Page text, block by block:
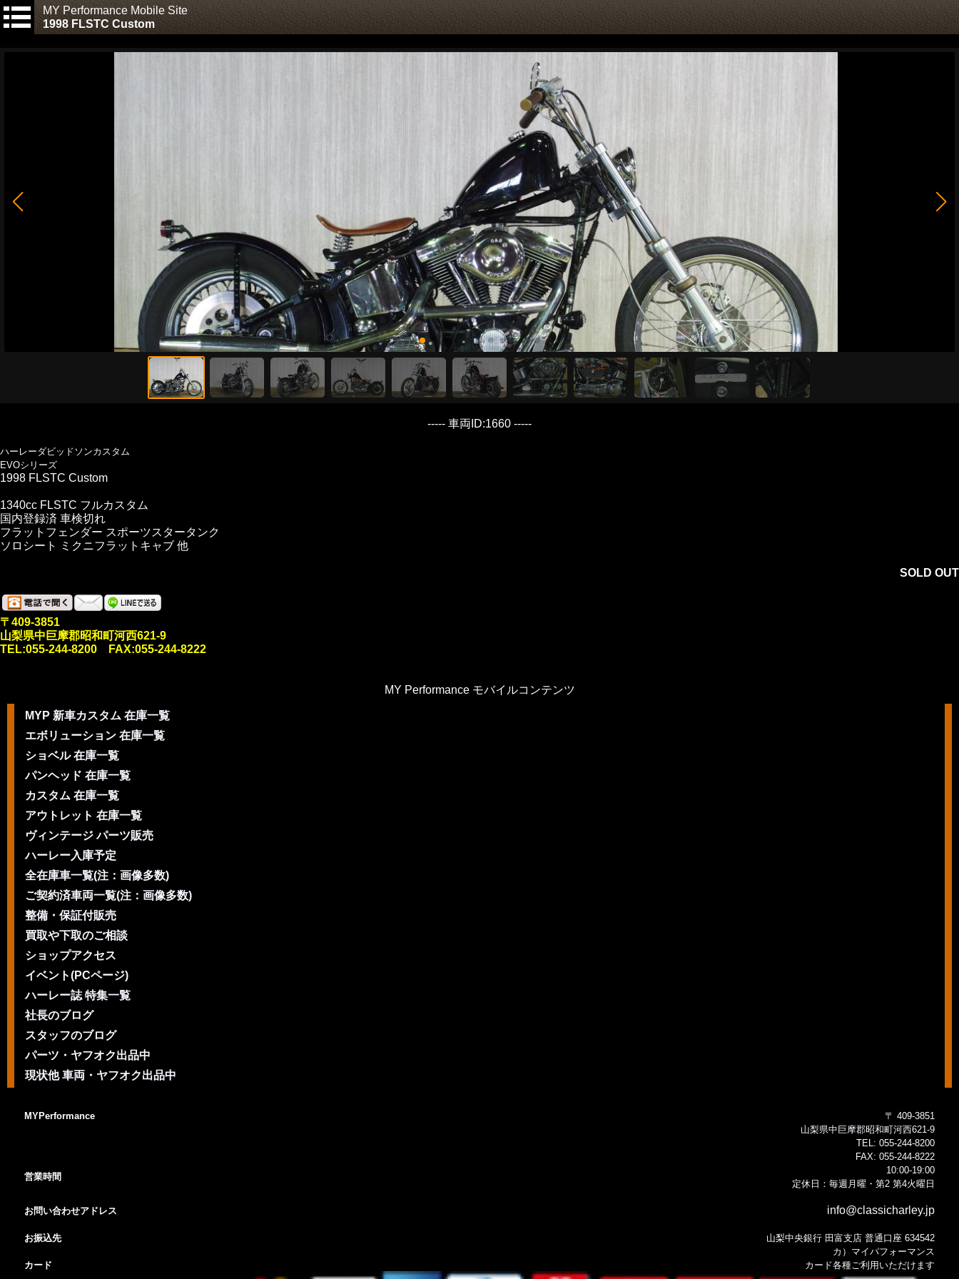
MY Performance Mobile Site
1998 FLSTC Custom
----- 車両ID:1660 -----
ハーレーダビッドソンカスタム
EVOシリーズ
1998 FLSTC Custom
1340cc FLSTC フルカスタム
国内登録済 車検切れ
フラットフェンダー スポーツスタータンク
ソロシート ミクニフラットキャブ 他
SOLD OUT
〒409-3851
山梨県中巨摩郡昭和町河西621-9
TEL:055-244-8200 FAX:055-244-8222
MY Performance モバイルコンテンツ
MYP 新車カスタム 在庫一覧
エボリューション 在庫一覧
ショベル 在庫一覧
パンヘッド 在庫一覧
カスタム 在庫一覧
アウトレット 在庫一覧
ヴィンテージ パーツ販売
ハーレー入庫予定
全在庫車一覧(注：画像多数)
ご契約済車両一覧(注：画像多数)
整備・保証付販売
買取や下取のご相談
ショップアクセス
イベント(PCページ)
ハーレー誌 特集一覧
社長のブログ
スタッフのブログ
パーツ・ヤフオク出品中
現状他 車両・ヤフオク出品中
MYPerformance
〒 409-3851
山梨県中巨摩郡昭和町河西621-9
TEL: 055-244-8200
FAX: 055-244-8222
営業時間
10:00-19:00
定休日：毎週月曜・第2 第4火曜日
お問い合わせアドレス info@classicharley.jp
お振込先
山梨中央銀行 田富支店 普通口座 634542
カ）マイパフォーマンス
カード
カード各種ご利用いただけます